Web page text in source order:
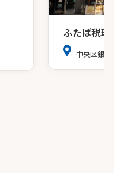
ふたば税
中央区銀